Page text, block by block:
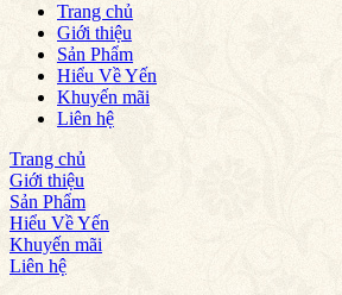
Trang chủ
Giới thiệu
Sản Phẩm
Hiểu Về Yến
Khuyến mãi
Liên hệ
Trang chủ
Giới thiệu
Sản Phẩm
Hiểu Về Yến
Khuyến mãi
Liên hệ